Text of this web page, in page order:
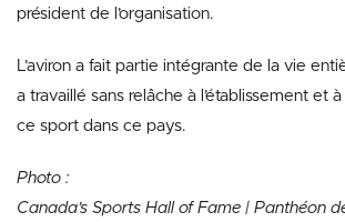
président de l’organisation.
L’aviron a fait partie intégrante de la vie
a travaillé sans relâche à l’établissement et
ce sport dans ce pays.
Photo :
Canada’s Sports Hall of Fame | Panthéon